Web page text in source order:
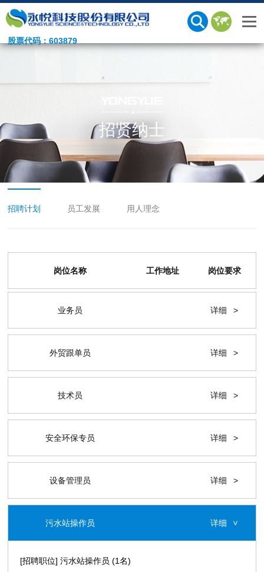
股票代码：603879
招贤纳士
招聘计划 员工发展 用人理念
岗位名称 工作地址 岗位要求
业务员 详细 >
外贸跟单员 详细 >
技术员 详细 >
安全环保专员 详细 >
设备管理员 详细 >
污水站操作员 详细 >
[招聘职位] 污水站操作员 (1名)